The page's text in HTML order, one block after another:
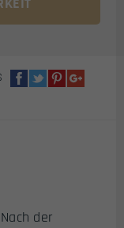
der